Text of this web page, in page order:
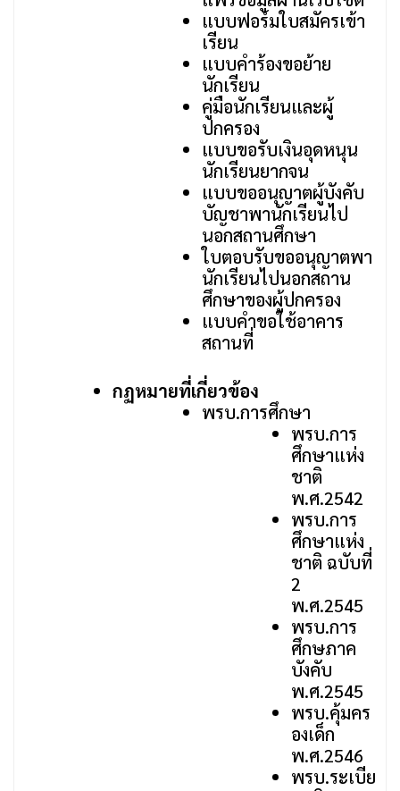
แบบฟอร์มใบสมัครเข้า
เรียน
แบบคำร้องขอย้าย
นักเรียน
คู่มือนักเรียนและผู้
ปกครอง
แบบขอรับเงินอุดหนุน
นักเรียนยากจน
แบบขออนุญาตผู้บังคับ
บัญชาพานักเรียนไป
นอกสถานศึกษา
ใบตอบรับขออนุญาตพา
นักเรียนไปนอกสถาน
ศึกษาของผู้ปกครอง
แบบคำขอใช้อาคาร
สถานที่
กฏหมายที่เกี่ยวข้อง
พรบ.การศึกษา
พรบ.การ
ศึกษาแห่ง
ชาติ
พ.ศ.2542
พรบ.การ
ศึกษาแห่ง
ชาติ ฉบับที่
2
พ.ศ.2545
พรบ.การ
ศึกษภาค
บังคับ
พ.ศ.2545
พรบ.คุ้มคร
องเด็ก
พ.ศ.2546
พรบ.ระเบีย